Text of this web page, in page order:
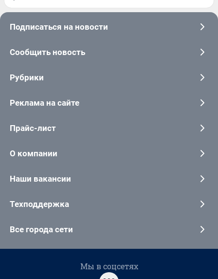
Подписаться на новости
Сообщить новость
Рубрики
Реклама на сайте
Прайс-лист
О компании
Наши вакансии
Техподдержка
Все города сети
Мы в соцсетях